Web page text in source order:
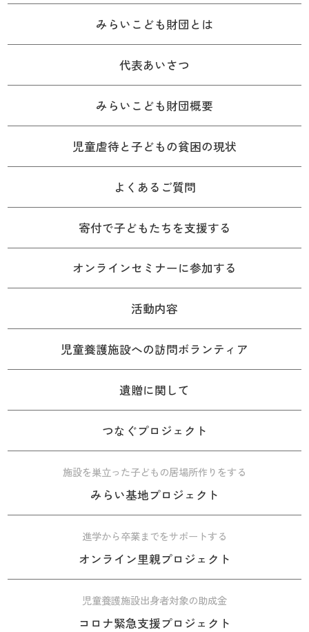
みらいこども財団とは
代表あいさつ
みらいこども財団概要
児童虐待と子どもの貧困の現状
よくあるご質問
寄付で子どもたちを支援する
オンラインセミナーに参加する
活動内容
児童養護施設への訪問ボランティア
遺贈に関して
つなぐプロジェクト
施設を巣立った子どもの居場所作りをする
みらい基地プロジェクト
進学から卒業までをサポートする
オンライン里親プロジェクト
児童養護施設出身者対象の助成金
コロナ緊急支援プロジェクト